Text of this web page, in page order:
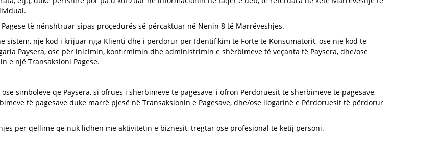
të nënshtruar sipas proçedurës së përcaktuar në Nenin 8 të Marrëveshjes.
sistem, një kod i krijuar nga Klienti dhe i përdorur për Identifikim të Fortë të Konsumatorit, ose një kod të
Paysera, ose për inicimin, konfirmimin dhe administrimin e shërbimeve të veçanta të Paysera, dhe/ose
e një Transaksioni Pagese.
simboleve që Paysera, si ofrues i shërbimeve të pagesave, i ofron Përdoruesit të shërbimeve të pagesave,
të pagesave duke marrë pjesë në Transaksionin e Pagesave, dhe/ose llogarinë e Përdoruesit të përdorur
për qëllime që nuk lidhen me aktivitetin e biznesit, tregtar ose profesional të këtij personi.